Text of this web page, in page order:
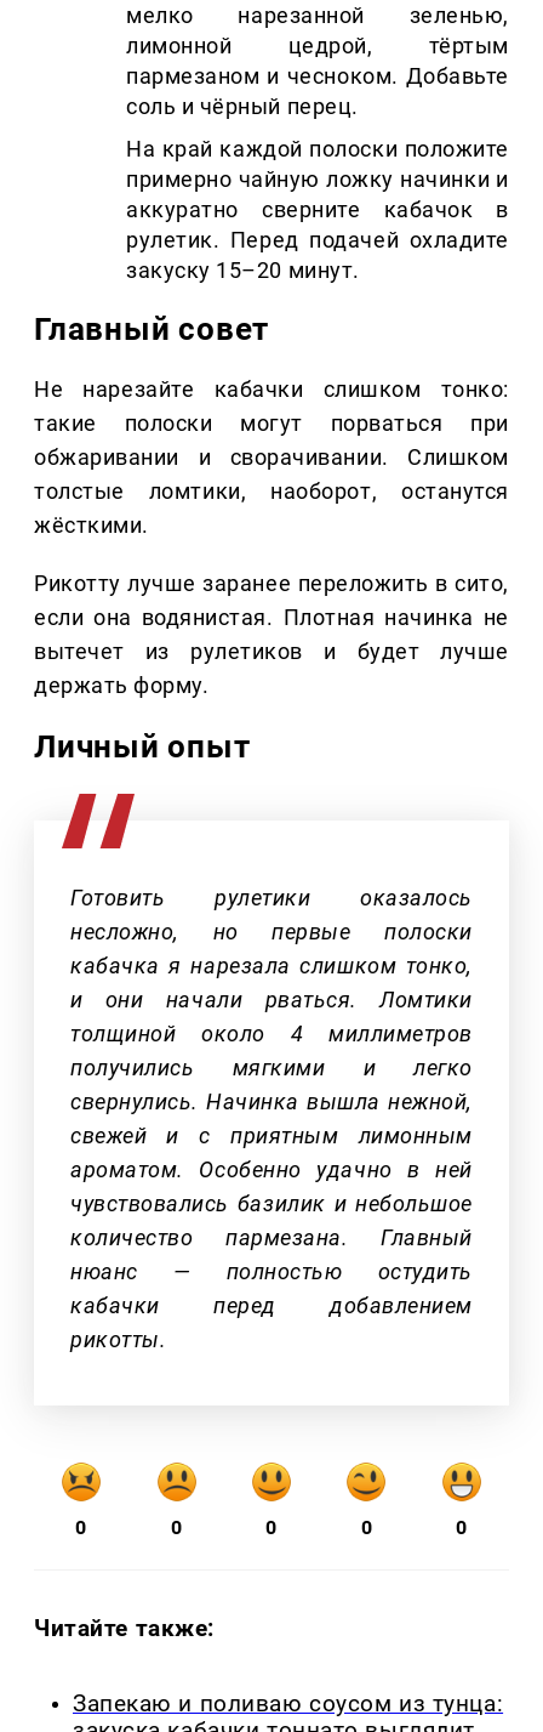
мелко нарезанной зеленью,
лимонной цедрой, тёртым
пармезаном и чесноком. Добавьте
соль и чёрный перец.
На край каждой полоски положите
примерно чайную ложку начинки и
аккуратно сверните кабачок в
рулетик. Перед подачей охладите
закуску 15–20 минут.
Главный совет
Не нарезайте кабачки слишком тонко:
такие полоски могут порваться при
обжаривании и сворачивании. Слишком
толстые ломтики, наоборот, останутся
жёсткими.
Рикотту лучше заранее переложить в сито,
если она водянистая. Плотная начинка не
вытечет из рулетиков и будет лучше
держать форму.
Личный опыт
Готовить рулетики оказалось
несложно, но первые полоски
кабачка я нарезала слишком тонко,
и они начали рваться. Ломтики
толщиной около 4 миллиметров
получились мягкими и легко
свернулись. Начинка вышла нежной,
свежей и с приятным лимонным
ароматом. Особенно удачно в ней
чувствовались базилик и небольшое
количество пармезана. Главный
нюанс — полностью остудить
кабачки перед добавлением
рикотты.
0 0 0 0 0
Читайте также:
Запекаю и поливаю соусом из тунца: